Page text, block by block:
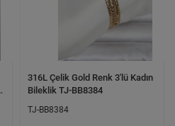
316L Çelik Gold Renk 3'lü Kadın
Bileklik TJ-BB8384
TJ-BB8384